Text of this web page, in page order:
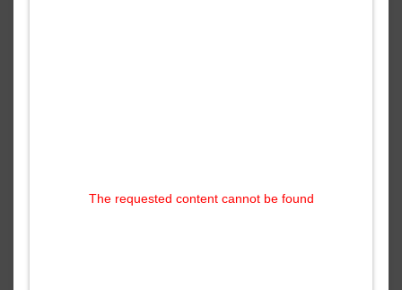
The requested content cannot be found